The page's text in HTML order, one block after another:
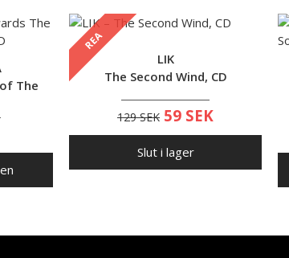
The
REA
LIK
The Second Wind, CD
129 SEK 59 SEK
Slut i lager